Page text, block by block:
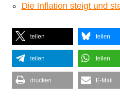
Die Inflation steigt und
teilen teilen
teilen teilen
drucken E-Mail